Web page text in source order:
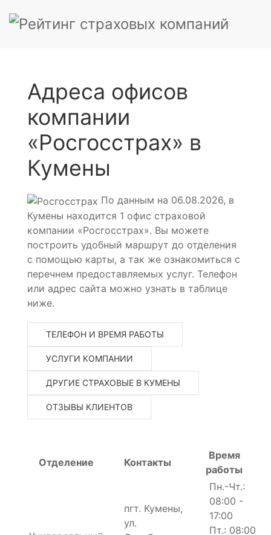
Адреса офисов
компании
«Росгосстрах» в
Кумены
По данным на 06.08.2026, в
Кумены находится 1 офис страховой
компании «Росгосстрах». Вы можете
построить удобный маршрут до отделения
с помощью карты, а так же ознакомиться с
перечнем предоставляемых услуг. Телефон
или адрес сайта можно узнать в таблице
ниже.
ТЕЛЕФОН И ВРЕМЯ РАБОТЫ
УСЛУГИ КОМПАНИИ
ДРУГИЕ СТРАХОВЫЕ В КУМЕНЫ
ОТЗЫВЫ КЛИЕНТОВ
Отделение Контакты
Время
работы
пгт. Кумены,
ул.
Пн.-Чт.:
08:00 -
17:00
Пт.: 08:00